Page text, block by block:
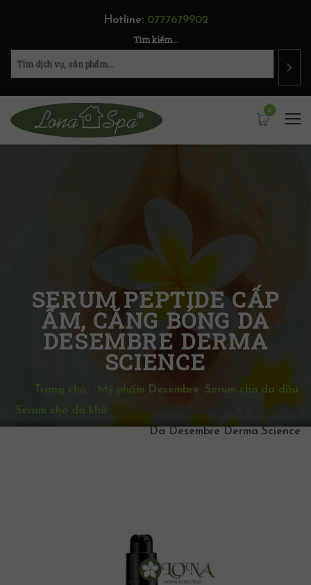
Hotline: 0777679902
Tìm kiếm...
0
SERUM PEPTIDE CẤP
ẨM, CĂNG BÓNG DA
DESEMBRE DERMA
SCIENCE
Trang chủ Mỹ phẩm Desembre Serum cho da dầu
Serum cho da khô
Serum Peptide Cấp Ẩm, Căng Bóng
Da Desembre Derma Science